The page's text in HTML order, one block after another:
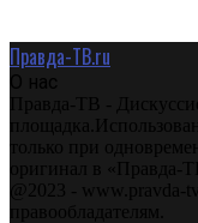
Правда-ТВ.ru
О нас
Правда-ТВ -
только при
оригинал в «Правда-
@2023 - www.pravda-
правообладателям.